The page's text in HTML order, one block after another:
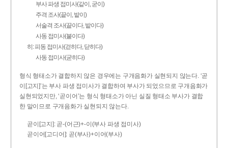
부사 파생 접미사(같이, 굳이)
주격 조사(끝이, 밭이)
서술격 조사(끝이다, 밭이다)
사동 접미사(붙이다)
히: 피동 접미사(걷히다, 닫히다)
사동 접미사(굳히다)
형식 형태소가 결합하지 않은 경우에는 구개음화가 실현되지 않는다. ‘곧
이[고지]’는 부사 파생 접미사가 결합하여 부사가 되었으므로 구개음화가
실현되었지만, ‘곧이어’는 형식 형태소가 아닌 실질 형태소 부사가 결합
한 말이므로 구개음화가 실현되지 않는다.
곧이[고지]: 곧-­(어근)+­-이(부사 파생 접미사)
곧이어[고디어]: 곧(부사)+이어(부사)